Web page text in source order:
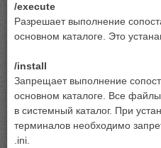
/execute
Разрешает выполнение
основном каталоге. Это
/install
Запрещает выполнение
основном каталоге. Все
в системный каталог. При
терминалов необходимо
.ini.